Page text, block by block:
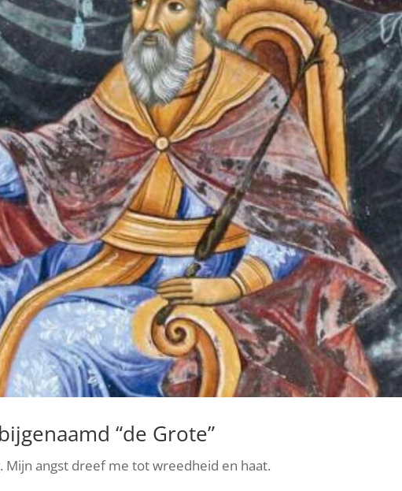
“de Grote”
angst dreef me tot wreedheid en haat.